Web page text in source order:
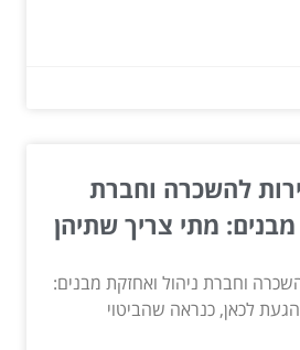
להשכרה וחברת
מתי צריך שתיהן
וחברת ניהול ואחזקת מבנים:
לכאן, כנראה שהביטוי